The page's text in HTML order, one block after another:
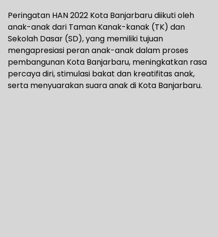
Peringatan HAN 2022 Kota Banjarbaru diikuti oleh
anak-anak dari Taman Kanak-kanak (TK) dan
Sekolah Dasar (SD), yang memiliki tujuan
mengapresiasi peran anak-anak dalam proses
pembangunan Kota Banjarbaru, meningkatkan rasa
percaya diri, stimulasi bakat dan kreatifitas anak,
serta menyuarakan suara anak di Kota Banjarbaru.